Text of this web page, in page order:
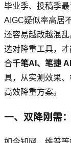
毕业季、投稿季最
AIGC疑似率高居
还容易越改越混
选对降重工具，
合千笔AI、笔捷
具，从实测效果
高效降重方案。
一、双降刚需